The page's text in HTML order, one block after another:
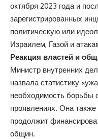
октября 2023 года и
зарегистрированных
политическую или
Израилем, Газой и
Реакция властей и
Министр внутренних
назвала статистику
необходимость борьбы
проявлениях. Она также
продолжит
общин.